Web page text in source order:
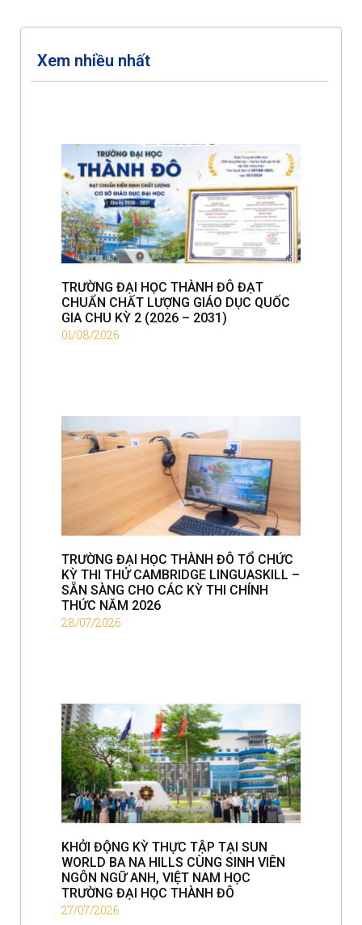
Xem nhiều nhất
TRƯỜNG ĐẠI HỌC THÀNH ĐÔ ĐẠT
CHUẨN CHẤT LƯỢNG GIÁO DỤC QUỐC
GIA CHU KỲ 2 (2026 – 2031)
01/08/2026
TRƯỜNG ĐẠI HỌC THÀNH ĐÔ TỔ CHỨC
KỲ THI THỬ CAMBRIDGE LINGUASKILL –
SẴN SÀNG CHO CÁC KỲ THI CHÍNH
THỨC NĂM 2026
28/07/2026
KHỞI ĐỘNG KỲ THỰC TẬP TẠI SUN
WORLD BA NA HILLS CÙNG SINH VIÊN
NGÔN NGỮ ANH, VIỆT NAM HỌC
TRƯỜNG ĐẠI HỌC THÀNH ĐÔ
27/07/2026